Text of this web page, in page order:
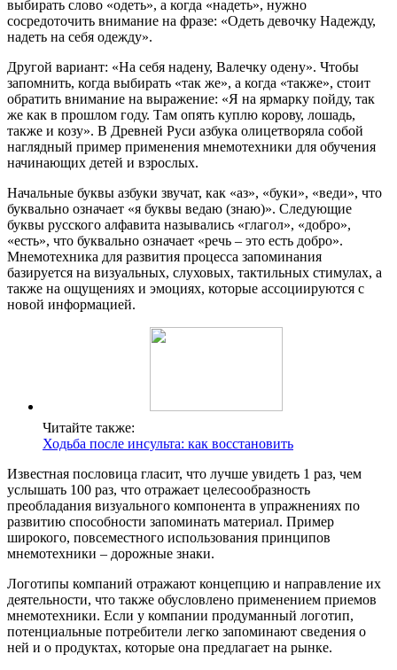
выбирать слово «одеть», а когда «надеть», нужно
сосредоточить внимание на фразе: «Одеть девочку Надежду,
надеть на себя одежду».
Другой вариант: «На себя надену, Валечку одену». Чтобы
запомнить, когда выбирать «так же», а когда «также», стоит
обратить внимание на выражение: «Я на ярмарку пойду, так
же как в прошлом году. Там опять куплю корову, лошадь,
также и козу». В Древней Руси азбука олицетворяла собой
наглядный пример применения мнемотехники для обучения
начинающих детей и взрослых.
Начальные буквы азбуки звучат, как «аз», «буки», «веди», что
буквально означает «я буквы ведаю (знаю)». Следующие
буквы русского алфавита назывались «глагол», «добро»,
«есть», что буквально означает «речь – это есть добро».
Мнемотехника для развития процесса запоминания
базируется на визуальных, слуховых, тактильных стимулах, а
также на ощущениях и эмоциях, которые ассоциируются с
новой информацией.
Читайте также:
Ходьба после инсульта: как восстановить
Известная пословица гласит, что лучше увидеть 1 раз, чем
услышать 100 раз, что отражает целесообразность
преобладания визуального компонента в упражнениях по
развитию способности запоминать материал. Пример
широкого, повсеместного использования принципов
мнемотехники – дорожные знаки.
Логотипы компаний отражают концепцию и направление их
деятельности, что также обусловлено применением приемов
мнемотехники. Если у компании продуманный логотип,
потенциальные потребители легко запоминают сведения о
ней и о продуктах, которые она предлагает на рынке.